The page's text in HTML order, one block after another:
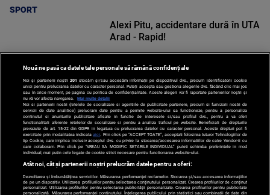
SPORT
SPORT
Alexi Pitu, accidentare dură în UTA
Arad - Rapid!
Nouă ne pasă ca datele tale personale să rămână confidențiale
Noi și partenerii noștri 201 stocăm și/sau accesăm informații pe dispozitivul dvs., precum identificatorii cookie
unici pentru prelucrarea datelor cu caracter personal. Puteți accepta sau gestiona alegerile dvs. făcând clic mai jos
sau în orice moment, pe pagina cu politica de confidențialitate. Aceste alegeri vor fi raportate partenerilor noștri și
nu vă vor afecta navigarea.
Mai multe detalii
Noi si partenerii nostri (retelele de socializare si agentiile de publicitate partenere, precum si furnizorii nostri de
servicii de date analitice) prelucram date pentru a permite website-ului sa functioneze, pentru a personaliza
continutul si anunturile publicitare afisate in functie de interesele si/sau profilul dvs., pentru a va oferi
functionalitati aferente retelelor de socializare si pentru a analiza traficul pe website. Beneficiati de drepturile
prevazute de art. 15-22 din GDPR in legatura cu prelucrarea datelor cu caracter personal. Aceste drepturi pot fi
exercitate prin modalitatea indicataaici . Prin click pe “ACCEPT TOATE”, acceptati folosirea tuturor Tehnologiilor de
tip Cookie, care implica inclusiv acceptul dvs. cu privire la stocarea/accesarea informatiilor de catre Vendor-ii cu
care colaboram. Prin click pe “VREAU SA MODIFIC SETARILE INDIVIDUAL” puteti schimba preferintele in mod
individual, mai putin cele legate de cookie strict necesare pentru functionarea website-ului.
Atât noi, cât și partenerii noștri prelucrăm datele pentru a oferi:
Dezvoltarea și îmbunătățirea serviciilor. Măsurarea performanței reclamelor. Stocarea și/sau accesarea informațiilor
de pe un dispozitiv. Utilizarea profilurilor pentru selectarea conținutului personalizat. Crearea profilurilor de conținut
personalizat. Utilizarea profilurilor pentru selectarea publicității personalizate. Crearea profilurilor pentru publicitate
personalizată. Măsurarea performanței conținutului. Înțelegerea publicului prin statistici sau combinații de date din